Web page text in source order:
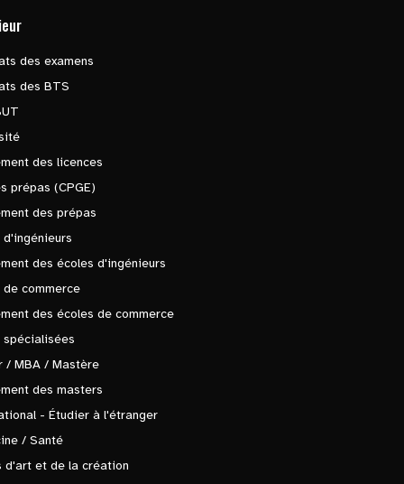
des examens
des BTS
des licences
prépas (CPGE)
des prépas
d'ingénieurs
des écoles d'ingénieurs
de commerce
des écoles de commerce
spécialisées
/ MBA / Mastère
des masters
- Étudier à l'étranger
/ Santé
d'art et de la création